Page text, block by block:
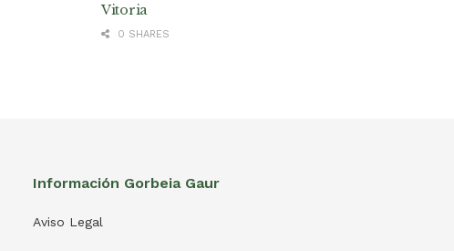
Vitoria
0 SHARES
Información Gorbeia Gaur
Aviso Legal